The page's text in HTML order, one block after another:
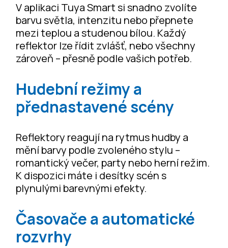
V aplikaci Tuya Smart si snadno zvolíte
barvu světla, intenzitu nebo přepnete
mezi teplou a studenou bílou. Každý
reflektor lze řídit zvlášť, nebo všechny
zároveň – přesně podle vašich potřeb.
Hudební režimy a
přednastavené scény
Reflektory reagují na rytmus hudby a
mění barvy podle zvoleného stylu –
romantický večer, party nebo herní režim.
K dispozici máte i desítky scén s
plynulými barevnými efekty.
Časovače a automatické
rozvrhy